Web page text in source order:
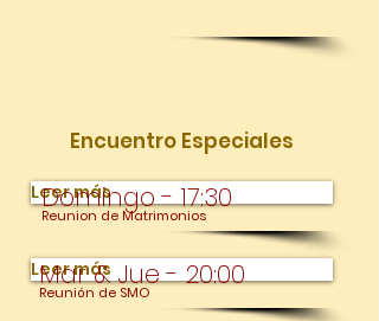
Encuentro Especiales
Leer más
Domingo - 17:30
Reunion de Matrimonios
Leer más
Mar & Jue- 20:00
Reunión de SMO